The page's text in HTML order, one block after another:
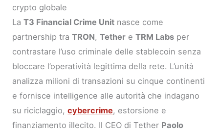
crypto globale
LaT3 Financial Crime Unit nasce come
partnership traTRON,Tether eTRM Labs per
contrastare l’uso criminale delle stablecoin senza
bloccare l’operatività legittima della rete. L’unità
analizza milioni di transazioni su cinque continenti
e fornisce intelligence alle autorità che indagano
su riciclaggio,cybercrime, estorsione e
finanziamento illecito. Il CEO di Tether Paolo